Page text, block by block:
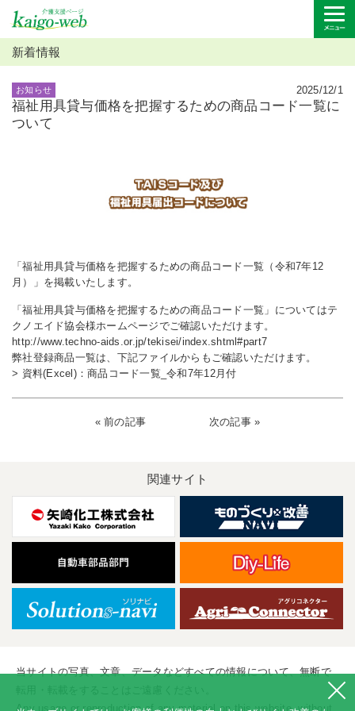
新着情報
お知らせ 2025/12/1
福祉用具貸与価格を把握するための商品コード一覧に
ついて
「福祉用具貸与価格を把握するための商品コード一覧（令和7年12
月）」を掲載いたします。
「福祉用具貸与価格を把握するための商品コード一覧」についてはテ
クノエイド協会様ホームページでご確認いただけます。
http://www.techno-aids.or.jp/tekisei/index.shtml#part7
弊社登録商品一覧は、下記ファイルからもご確認いただけます。
> 資料(Excel)：商品コード一覧_令和7年12月付
« 前の記事 次の記事 »
関連サイト
当サイトの写真、文章、データなどすべての情報について、無断で
Any usage or reproduction of any material on this website, without